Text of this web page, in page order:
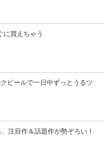
に買えちゃう
ピールで一日中ずっとうるツ
注目作＆話題作が勢ぞろい！